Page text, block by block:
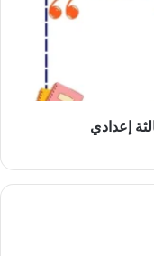
إعدادي